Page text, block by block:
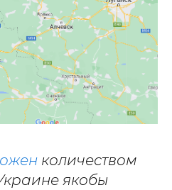
количеством
якобы